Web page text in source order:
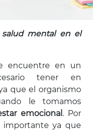
salud mental en el
encuentre en un
tener en
que el organismo
le tomamos
emocional . Por
ya que